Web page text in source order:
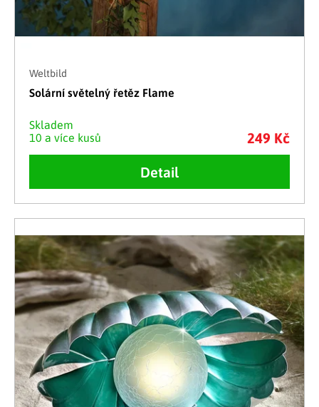
Weltbild
Solární světelný řetěz Flame
Skladem
10 a více kusů
249 Kč
Detail